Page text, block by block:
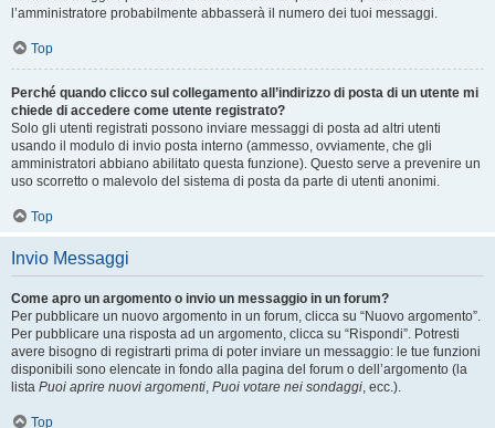
l’amministratore probabilmente abbasserà il numero dei tuoi messaggi.
Top
Perché quando clicco sul collegamento all’indirizzo di posta di un utente mi
chiede di accedere come utente registrato?
Solo gli utenti registrati possono inviare messaggi di posta ad altri utenti
usando il modulo di invio posta interno (ammesso, ovviamente, che gli
amministratori abbiano abilitato questa funzione). Questo serve a prevenire un
uso scorretto o malevolo del sistema di posta da parte di utenti anonimi.
Top
Invio Messaggi
Come apro un argomento o invio un messaggio in un forum?
Per pubblicare un nuovo argomento in un forum, clicca su “Nuovo argomento”.
Per pubblicare una risposta ad un argomento, clicca su “Rispondi”. Potresti
avere bisogno di registrarti prima di poter inviare un messaggio: le tue funzioni
disponibili sono elencate in fondo alla pagina del forum o dell’argomento (la
lista Puoi aprire nuovi argomenti, Puoi votare nei sondaggi, ecc.).
Top